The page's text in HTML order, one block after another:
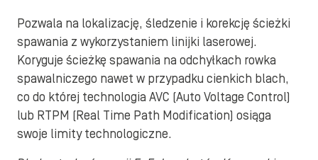
Pozwala na lokalizację, śledzenie i korekcję ścieżki
spawania z wykorzystaniem linijki laserowej.
Koryguje ścieżkę spawania na odchyłkach rowka
spawalniczego nawet w przypadku cienkich blach,
co do której technologia AVC (Auto Voltage Control)
lub RTPM (Real Time Path Modification) osiąga
swoje limity technologiczne.